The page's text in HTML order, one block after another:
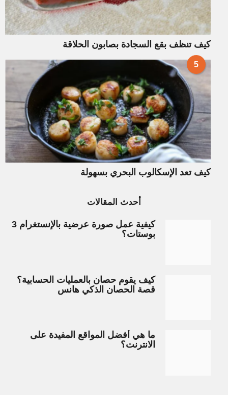
كيف تنظف بقع السجادة بصابون الحلاقة
5
كيف تعد الإسكالوب البحري بسهولة
أحدث المقالات
كيفية عمل صورة عرضية بالإنستغرام 3
بوستات؟
كيف يقوم حصان بالعمليات الحسابية؟
قصة الحصان الذكي هانس
ما هي أفضل المواقع المفيدة على
الانترنت؟